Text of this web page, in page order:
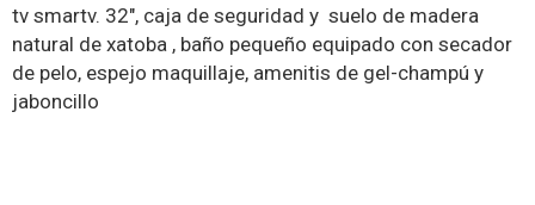
tv smartv. 32", caja de seguridad y suelo de madera
natural de xatoba , baño pequeño equipado con secador
de pelo, espejo maquillaje, amenitis de gel-champú y
jaboncillo